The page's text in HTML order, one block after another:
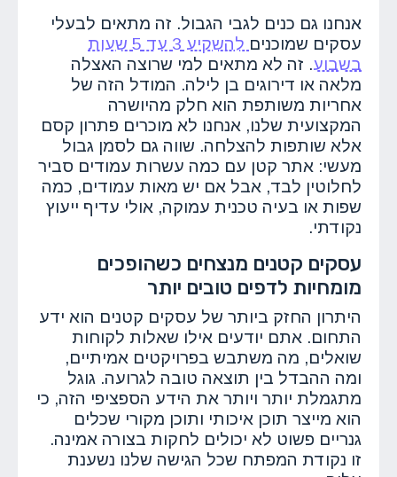
אנחנו גם כנים לגבי הגבול. זה מתאים לבעלי
עסקים שמוכנים
להשקיע 3 עד 5 שעות
בשבוע. זה לא מתאים למי שרוצה האצלה
מלאה או דירוגים בן לילה. המודל הזה של
אחריות משותפת הוא חלק מהיושרה
המקצועית שלנו, אנחנו לא מוכרים פתרון קסם
אלא שותפות להצלחה. שווה גם לסמן גבול
מעשי: אתר קטן עם כמה עשרות עמודים סביר
לחלוטין לבד, אבל אם יש מאות עמודים, כמה
שפות או בעיה טכנית עמוקה, אולי עדיף ייעוץ
נקודתי.
עסקים קטנים מנצחים כשהופכים
מומחיות לדפים טובים יותר
היתרון החזק ביותר של עסקים קטנים הוא ידע
התחום. אתם יודעים אילו שאלות לקוחות
שואלים, מה משתבש בפרויקטים אמיתיים,
ומה ההבדל בין תוצאה טובה לגרועה. גוגל
מתגמלת יותר ויותר את הידע הספציפי הזה, כי
הוא מייצר תוכן איכותי ותוכן מקורי שכלים
גנריים פשוט לא יכולים לחקות בצורה אמינה.
זו נקודת המפתח שכל הגישה שלנו נשענת